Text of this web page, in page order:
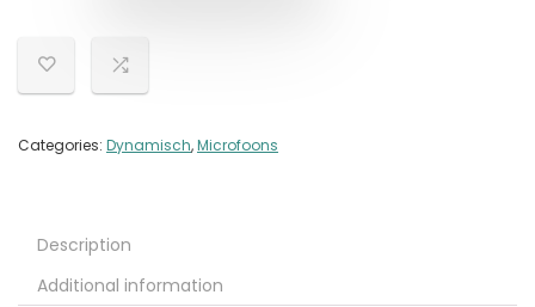
Categories: Dynamisch,Microfoons
Description
Additional information